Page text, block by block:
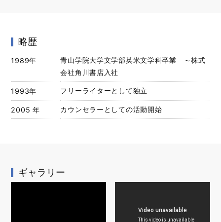
略歴
1989年
青山学院大学文学部英米文学科卒業 ～株式
会社角川書店入社
1993年 フリーライターとして独立
2005 年 カウンセラーとしての活動開始
ギャラリー